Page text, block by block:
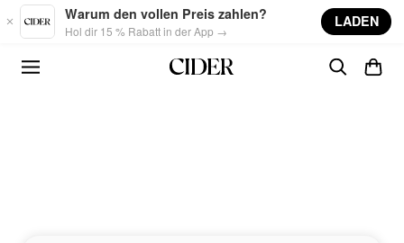
Skip to main content
Warum den vollen Preis zahlen?
Hol dir 15 % Rabatt in der App →
LADEN